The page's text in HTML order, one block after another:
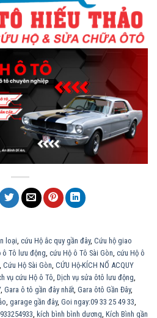
loại cứu Hộ ắc quy gần đây, Cứu hộ giao
ô Tô lưu động cứu Hộ ô Tô Sài Gòn cứu Hộ ô
Cứu Hộ Sài Gòn CỨU Hộ-KÍCH NỔ ACQUY
vụ cứu Hộ ô Tô Dịch vụ sửa ôtô lưu động
, Gara ô tô gần đây nhất Gara ôtô Gần Đây,
garage gần đây, Goi ngay:09 33 25 49 33
kích bình bình dương Kích Bình gần